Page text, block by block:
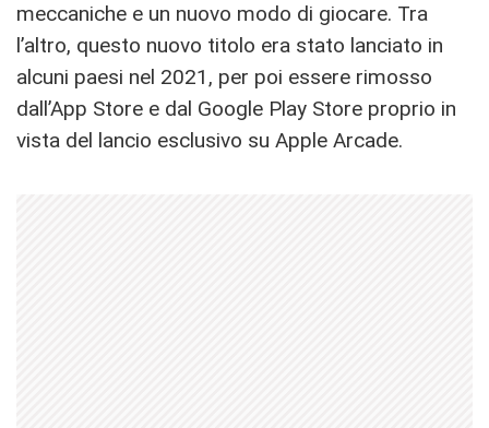
meccaniche e un nuovo modo di giocare. Tra
l’altro, questo nuovo titolo era stato lanciato in
alcuni paesi nel 2021, per poi essere rimosso
dall’App Store e dal Google Play Store proprio in
vista del lancio esclusivo su Apple Arcade.